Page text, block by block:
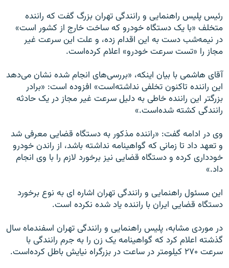
رئیس پلیس راهنمایی و رانندگی تهران بزرگ گفت که راننده
متخلف «با یک دستگاه خودرو که ساخت خارج از کشور است»
در نیمه‌شب دست به این اقدام زده، و علت این سرعت غیر
مجاز را «تست سرعت خودرو» اعلام کرده‌است.
آقای هاشمی با بیان اینکه، «بررسی‌های انجام شده نشان می‌دهد
این راننده تاکنون تخلفی نداشته‌است» افزوده است: «برادر
بزرگتر این راننده خاطی به دلیل سرعت غیر مجاز در یک حادثه
رانندگی کشته شده‌است.»
وی در ادامه گفت: «راننده مذکور به دستگاه قضایی معرفی شد
و تعهد داد تا زمانی که گواهینامه نداشته باشد، از راندن خودرو
خودداری کرده و دستگاه قضایی نیز برخورد لازم را با وی انجام
داد.»
این مسئول راهنمایی و رانندگی تهران اشاره ای به نوع برخورد
دستگاه قضایی ایران با راننده یاد شده نکرده است.
در موردی مشابه، پلیس راهنمایی و رانندگی تهران اسفندماه سال
گذشته اعلام کرد که گواهینامه یک زن را به جرم رانندگی با
سرعت ۲۷۰ کیلومتر در ساعت در بزرگراه نیایش باطل کرده‌است.